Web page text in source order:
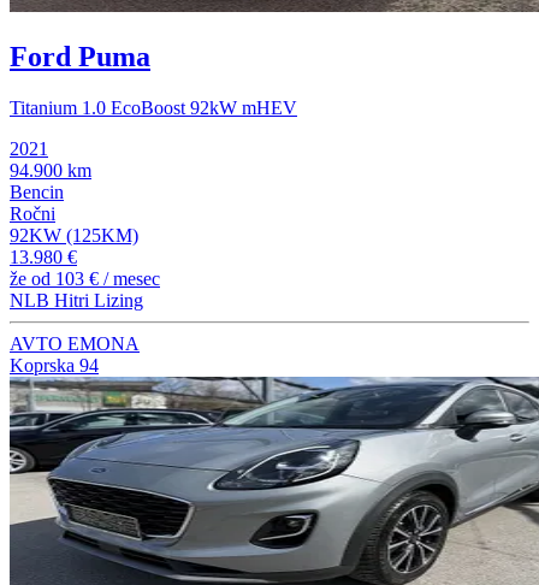
Ford Puma
Titanium 1.0 EcoBoost 92kW mHEV
2021
94.900 km
Bencin
Ročni
92KW (125KM)
13.980 €
že od 103 € / mesec
NLB Hitri Lizing
AVTO EMONA
Koprska 94